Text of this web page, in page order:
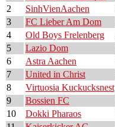
2
SinhVienAachen
3
FC Lieber Am Dom
4
Old Boys Frelenberg
5
Lazio Dom
6
Astra Aachen
7
United in Christ
8
Virtuosia Kuckucksnest
9
Bossien FC
10
Dokki Pharaos